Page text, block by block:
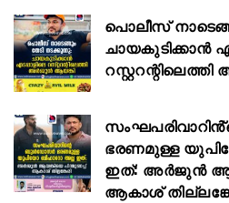
പൊലീസ്
ചായകുടിക്കാൻ
ഭരണമുള്ള
ഇത്: അര്‍ജുന്‍
ആകാശ്